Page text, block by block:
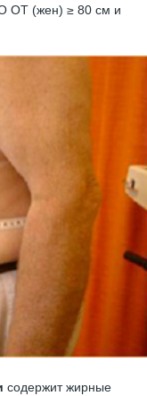
ОТ (жен) ≥ 80 см и
содержит жирные